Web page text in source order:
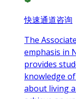
快速通道咨询
The
emphasis in
provides
knowledge
about living